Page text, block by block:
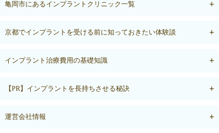
亀岡市にあるインプラントクリニック一覧
京都でインプラントを受ける前に知っておきたい体験談
インプラント治療費用の基礎知識
【PR】インプラントを長持ちさせる秘訣
運営会社情報